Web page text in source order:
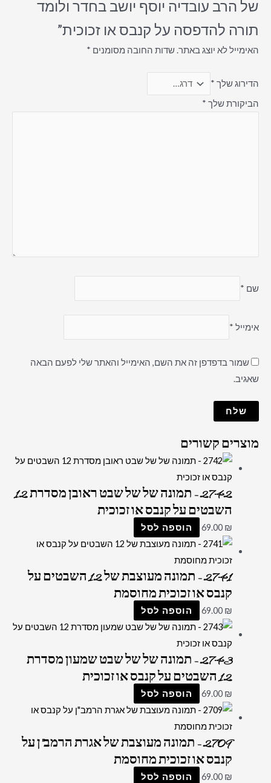
של הרב עובדיה יוסף יושב בחדר ולומד
תורה להדפסה על קנבס או זכוכית”
האימייל לא יוצג באתר.שדות החובה מסומנים *
הדירוג שלך *
הביקורת שלך *
שם *
אימייל *
שמור בדפדפן זה את השם, האימייל והאתר שלי לפעם הבאה
שאגיב.
מוצרים קשורים
2742 – תמונה של של שבט ראובן מסדרת 12
השבטים על קנבס או זכוכית
69.00 ₪ הוספה לסל
2741 – תמונה מעוצבת של 12 השבטים על
קנבס או זכוכית מחוסמת
69.00 ₪ הוספה לסל
2743 – תמונה של של שבט שמעון מסדרת
12 השבטים על קנבס או זכוכית
69.00 ₪ הוספה לסל
2709 – תמונה מעוצבת של אגרת הרמב"ן על
קנבס או זכוכית מחוסמת
69.00 ₪ הוספה לסל